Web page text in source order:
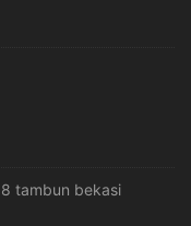
tambun bekasi